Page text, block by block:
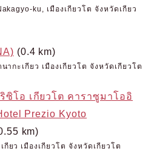
ku, เมืองเกียวโต จังหวัดเกียว
(0.4 km)
ากะเกียว เมืองเกียวโต จังหวัดเกียวโต
ซิโอ เกียวโต คาราซูมาโออิ
Prezio Kyoto
km)
ยว เมืองเกียวโต จังหวัดเกียวโต